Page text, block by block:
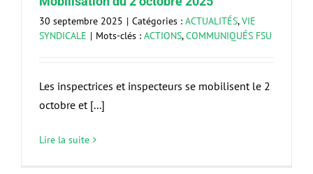
30 septembre 2025 | Catégories : ACTUALITÉS,VIE
SYNDICALE | Mots-clés : ACTIONS,COMMUNIQUÉS FSU
Les inspectrices et inspecteurs se mobilisent le 2
octobre et [...]
Lire la suite